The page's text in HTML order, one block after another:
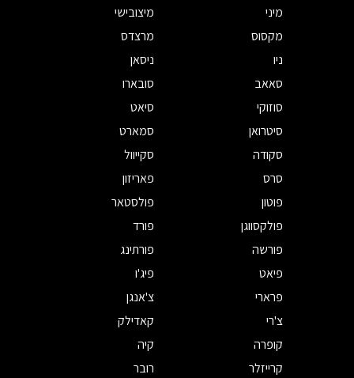
מיני
מיצובישי
מקסוס
מרצדס
ניו
ניסאן
סאאב
סובארו
סוזוקי
סיאט
סיטרואן
סמארט
סקודה
סקייוול
סרס
פאריזון
פוטון
פולסטאר
פולקסווגן
פורד
פורשה
פורתינג
פיאט
פיג'ו
פרארי
צ'אנגן
צ'רי
קאדילק
קופרה
קיה
קרייזלר
רובר